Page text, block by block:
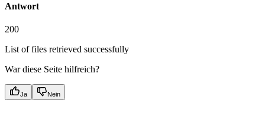
Antwort
200
List of files retrieved successfully
War diese Seite hilfreich?
Ja Nein